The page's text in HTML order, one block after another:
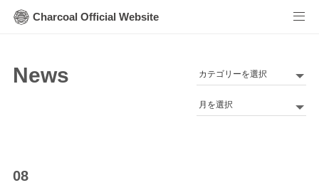
Charcoal Official Website
News
カ
ゴArchives
08